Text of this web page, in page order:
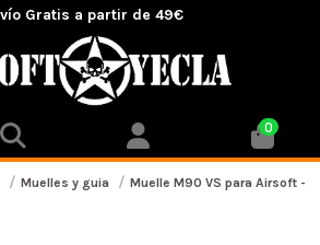
Gratis a partir de 49€
0
Muelles y guia Muelle M90 VS para Airsoft -